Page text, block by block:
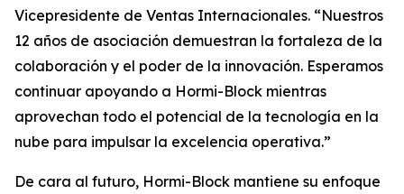
Vicepresidente de Ventas Internacionales. “Nuestros
12 años de asociación demuestran la fortaleza de la
colaboración y el poder de la innovación. Esperamos
continuar apoyando a Hormi-Block mientras
aprovechan todo el potencial de la tecnología en la
nube para impulsar la excelencia operativa.”
De cara al futuro, Hormi-Block mantiene su enfoque